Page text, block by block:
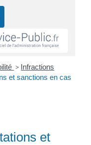
> Infractions
et sanctions en cas
et